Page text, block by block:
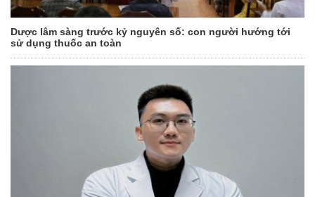
Dược lâm sàng trước kỷ nguyên số: con người hướng tới
sử dụng thuốc an toàn